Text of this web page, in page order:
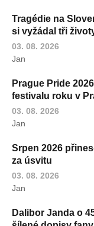
Tragédie na
si vyžádal tři
03. 08. 2026
Jan
Prague Pride
festivalu roku v
03. 08. 2026
Jan
Srpen 2026
za úsvitu
03. 08. 2026
Jan
Dalibor Janda o